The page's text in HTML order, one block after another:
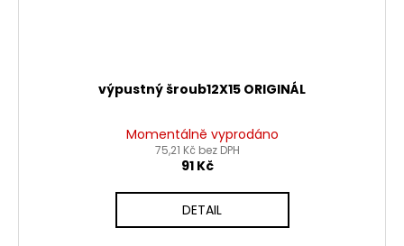
výpustný šroub12X15 ORIGINÁL
Momentálně vyprodáno
75,21 Kč bez DPH
91 Kč
DETAIL